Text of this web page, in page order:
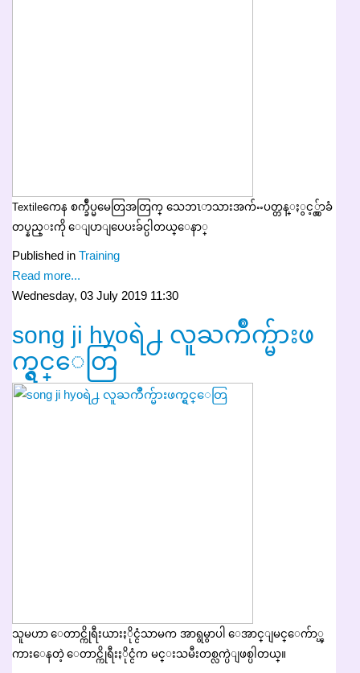
Textileကေန စက္ခ်ဳပ္မမေတြအတြက္ သေဘၤာသားအက်ႌပတ္တန္ႏွင့္လွ်ာခံ
တပ္နည္းကို ေျပာျပေပးခ်င္ပါတယ္ေနာ္
Published in Training
Read more...
Wednesday, 03 July 2019 11:30
song ji hyoရဲ႕ လူႀကိဳက္မ်ားဖ
က္ရွင္ေတြ
သူမဟာ ေတာင္ကိုရီးယားႏိုင္ငံသာမက အာရွမွာပါ ေအာင္ျမင္ေက်ာ္ၾ
ကားေနတဲ့ ေတာင္ကိုရီးႏိုင္ငံက မင္းသမီးတစ္လက္ပဲျဖစ္ပါတယ္။